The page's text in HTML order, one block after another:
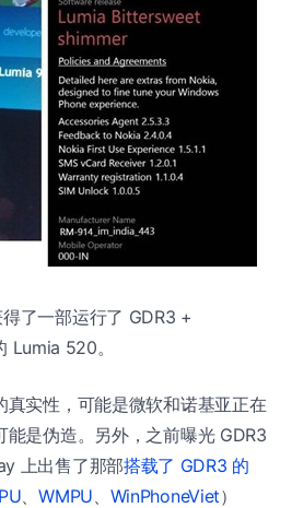
了一部运行了 GDR3 +
Lumia 520。
真实性，可能是微软和诺基亚正在
是伪造。另外，之前曝光 GDR3
上出售了那部搭载了 GDR3 的
、WMPU WinPhoneViet）